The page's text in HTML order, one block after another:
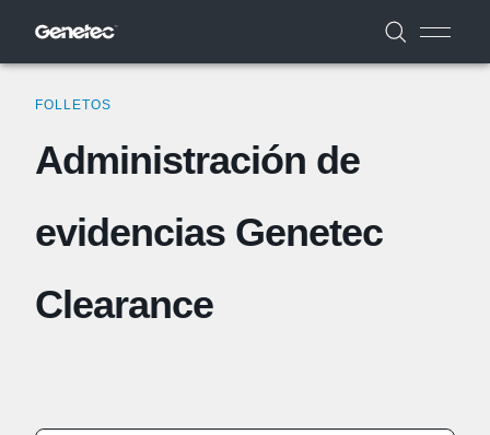
FOLLETOS
Administración de
evidencias Genetec
Clearance